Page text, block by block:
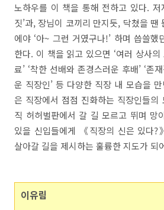
노하우를 이 책을 통해 전하고 있다. 저
짓’과, 장님이 코끼리 만지듯, 닥쳤을
에야 ‘아~ 그런 거였구나!’ 하며 씁쓸했
한다. 이 책을 읽고 있으면 ‘여러 상사의
료’ ‘착한 선배와 존경스러운 후배’ ‘존
운 직장인’ 등 다양한 직장 내 모습을
은 직장에서 점점 진화하는 직장인들
직 허허벌판에서 갈 길 모르고 뛰며 망
있을 신입들에게 《직장의 신은 있다?
살아갈 길을 제시하는 훌륭한 지도가 되
이유림